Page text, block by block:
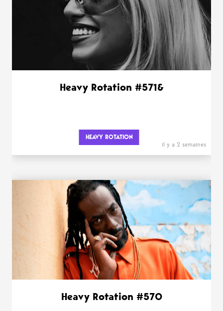
Heavy Rotation #571&
HEAVY ROTATION
il y a 2 semaines
Heavy Rotation #570